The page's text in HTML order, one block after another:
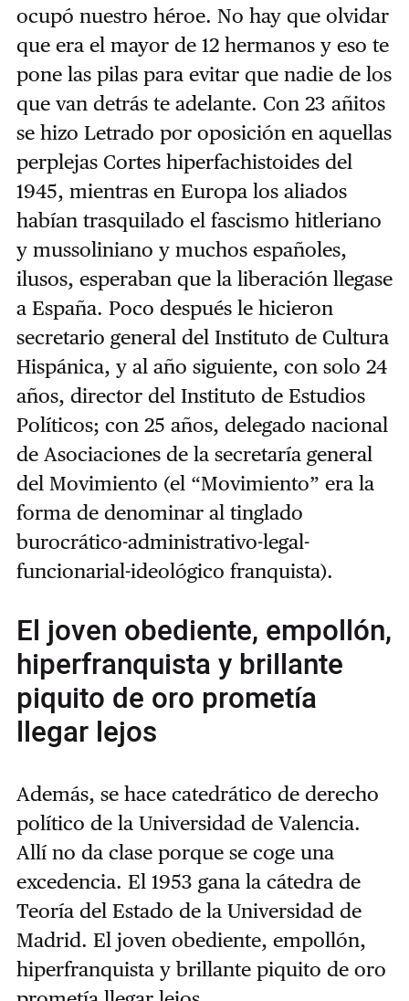
ocupó nuestro héroe. No hay que olvidar
que era el mayor de 12 hermanos y eso te
pone las pilas para evitar que nadie de los
que van detrás te adelante. Con 23 añitos
se hizo Letrado por oposición en aquellas
perplejas Cortes hiperfachistoides del
1945, mientras en Europa los aliados
habían trasquilado el fascismo hitleriano
y mussoliniano y muchos españoles,
ilusos, esperaban que la liberación llegase
a España. Poco después le hicieron
secretario general del Instituto de Cultura
Hispánica, y al año siguiente, con solo 24
años, director del Instituto de Estudios
Políticos; con 25 años, delegado nacional
de Asociaciones de la secretaría general
del Movimiento (el “Movimiento” era la
forma de denominar al tinglado
burocrático-administrativo-legal-
funcionarial-ideológico franquista).
El joven obediente, empollón,
hiperfranquista y brillante
piquito de oro prometía
llegar lejos
Además, se hace catedrático de derecho
político de la Universidad de Valencia.
Allí no da clase porque se coge una
excedencia. El 1953 gana la cátedra de
Teoría del Estado de la Universidad de
Madrid. El joven obediente, empollón,
hiperfranquista y brillante piquito de oro